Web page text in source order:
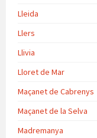
Lleida
Llers
Llivia
Lloret de Mar
Maçanet de Cabrenys
Maçanet de la Selva
Madremanya